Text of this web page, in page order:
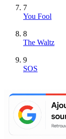
7
You Fool
8
The Waltz
9
SOS